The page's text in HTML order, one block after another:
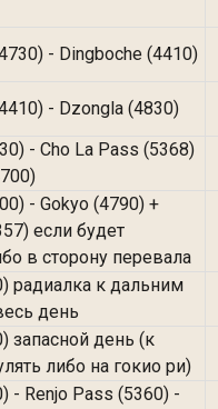
- Dingboche (4410)
- Dzongla (4830)
- Cho La Pass (5368)
- Gokyo (4790) +
если будет
в сторону перевала
радиалка к дальним
день
запасной день (к
либо на гокио ри)
- Renjo Pass (5360) -